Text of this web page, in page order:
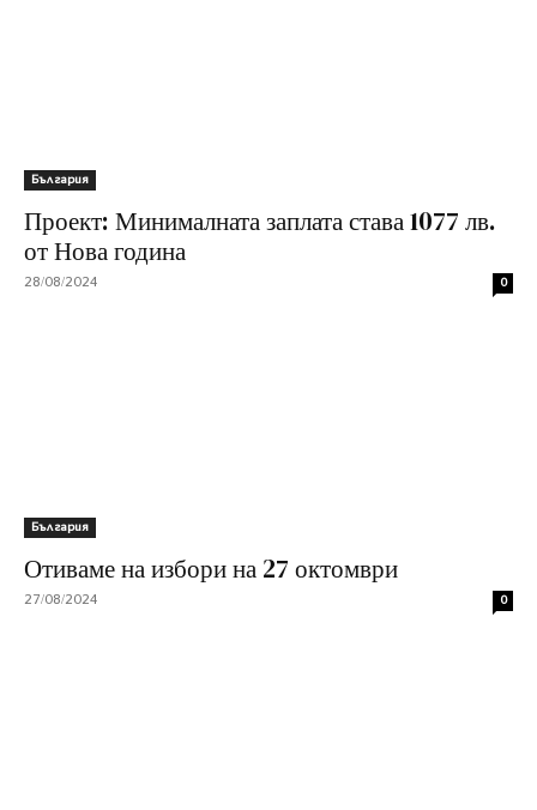
България
Проект: Минималната заплата става 1077 лв.
от Нова година
28/08/2024 0
България
Отиваме на избори на 27 октомври
27/08/2024 0